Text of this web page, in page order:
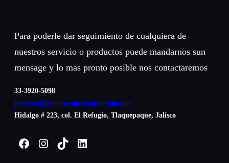
Para poderle dar seguimiento de cualquiera de
nuestros servicio o productos puede mandarnos sun
mensage y lo mas pronto posible nos contactaremos
33-3920-5098
jherrera@renova-automatizacion.com
Hidalgo # 223, col. El Refugio, Tlaquepaque, Jalisco
Facebook
Instagram
TikTokLinkedIn